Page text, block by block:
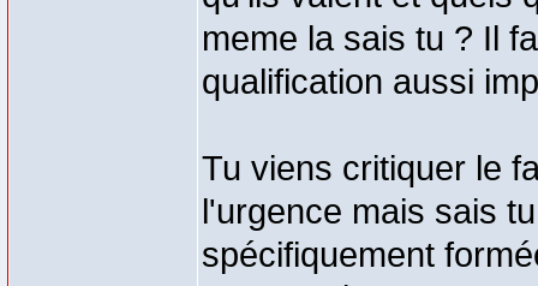
meme la sais tu ? Il
qualification aussi
Tu viens critiquer le
l'urgence mais sais
spécifiquement